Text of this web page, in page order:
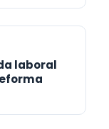
laboral